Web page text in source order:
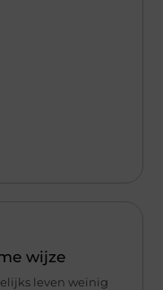
wijze
leven weinig